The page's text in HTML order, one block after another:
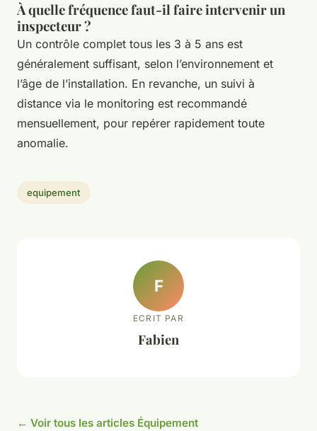
À quelle fréquence faut-il faire intervenir un
inspecteur ?
Un contrôle complet tous les 3 à 5 ans est
généralement suffisant, selon l’environnement et
l’âge de l’installation. En revanche, un suivi à
distance via le monitoring est recommandé
mensuellement, pour repérer rapidement toute
anomalie.
equipement
F
ECRIT PAR
Fabien
← Voir tous les articles Équipement